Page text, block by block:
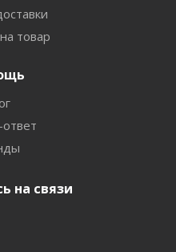
товар
на связи